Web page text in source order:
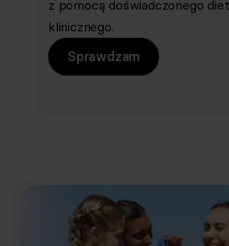
z pomocą doświadczonego
klinicznego.
Sprawdzam